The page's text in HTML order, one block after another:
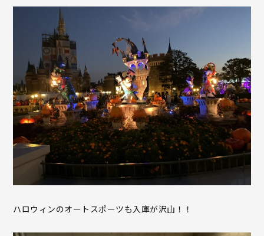
ハロウィンのオートスポーツも入庫が沢山！！